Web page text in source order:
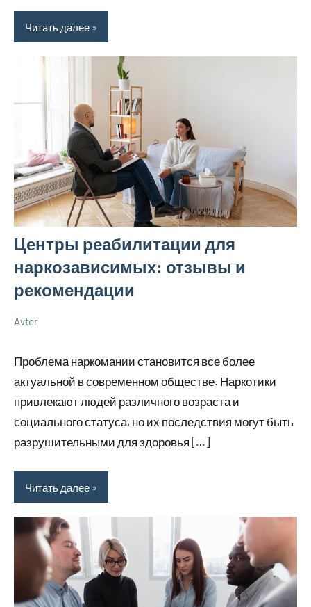
Читать далее
Центры реабилитации для
наркозависимых: отзывы и
рекомендации
собой
2024
Avtor
Проблема наркомании становится все более
актуальной в современном обществе. Наркотики
привлекают людей различного возраста и
социального статуса, но их последствия могут быть
разрушительными для здоровья […]
Читать далее